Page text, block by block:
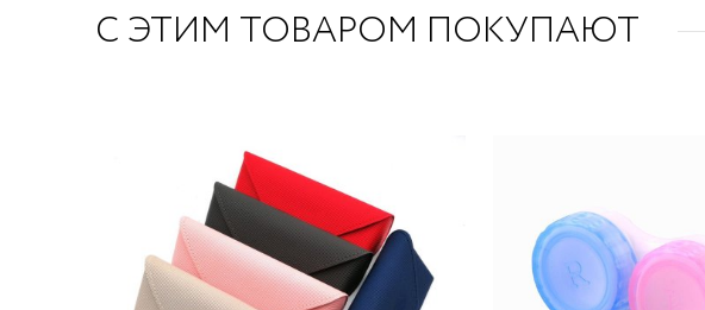
С ЭТИМ ТОВАРОМ ПОКУПАЮТ